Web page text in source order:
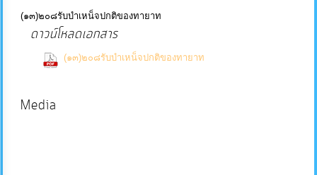
ข่าวสาร
ข้อมูล
(๑๓)๒๐๘รับบำเหน็จปกติของทายาท
ดาวน์โหลดเอกสาร
(๑๓)๒๐๘รับบำเหน็จปกติของทายาท
Downloads)
Media